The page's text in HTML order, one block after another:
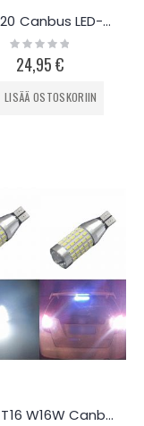
JDM T20 Canbus LED-polttimo, 2kpl
Rating:
0%
24,95 €
LISÄÄ OSTOSKORIIN
Katur T16 W16W Canbus LED-polttimo, 2kpl